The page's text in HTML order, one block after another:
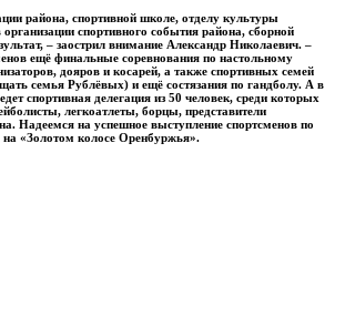
района, спортивной школе, отделу культуры
спортивного события района, сборной
– заострил внимание Александр Николаевич. –
ещё финальные соревнования по настольному
дояров и косарей, а также спортивных семей
семья Рублёвых) и ещё состязания по гандболу. А в
спортивная делегация из 50 человек, среди которых
легкоатлеты, борцы, представители
Надеемся на успешное выступление спортсменов по
«Золотом колосе Оренбуржья».